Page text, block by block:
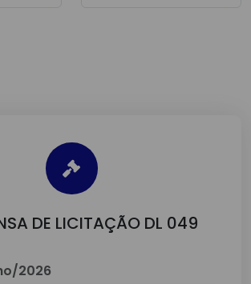
DE LICITAÇÃO DL 049
2026